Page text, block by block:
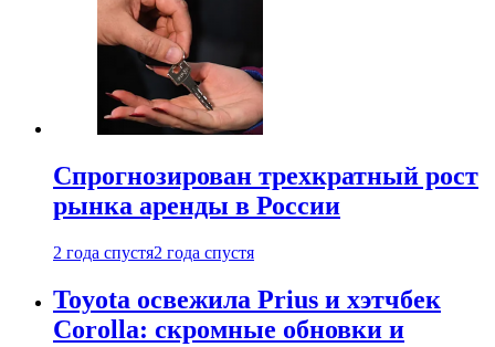
Спрогнозирован трехкратный рост
рынка аренды в России
2 года спустя2 года спустя
Toyota освежила Prius и хэтчбек
Corolla: скромные обновки и